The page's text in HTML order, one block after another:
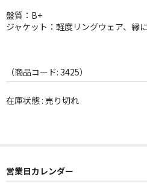
ROCK
WORLD
その他
Webのみ no.1
盤質：B+
ジャケット：軽度リングウェア、縁
（商品コード: 3425）
在庫状態 : 売り切れ
営業日カレンダー